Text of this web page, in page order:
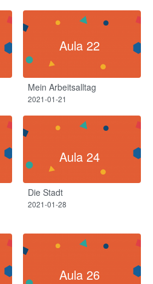
Aula 22
Mein Arbeitsalltag
2021-01-21
Aula 24
Die Stadt
2021-01-28
Aula 26